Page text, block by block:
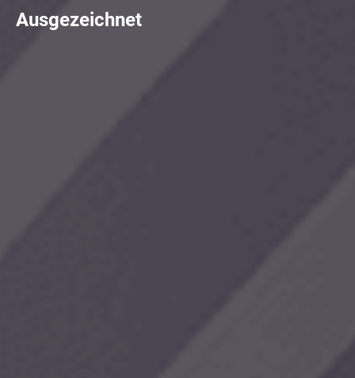
Ausgezeichnet